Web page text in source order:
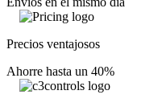
Precios ventajosos
Ahorre hasta un 40%